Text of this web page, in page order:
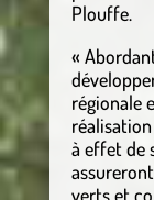
Plouffe.
«
régionale
à effet de
verts et